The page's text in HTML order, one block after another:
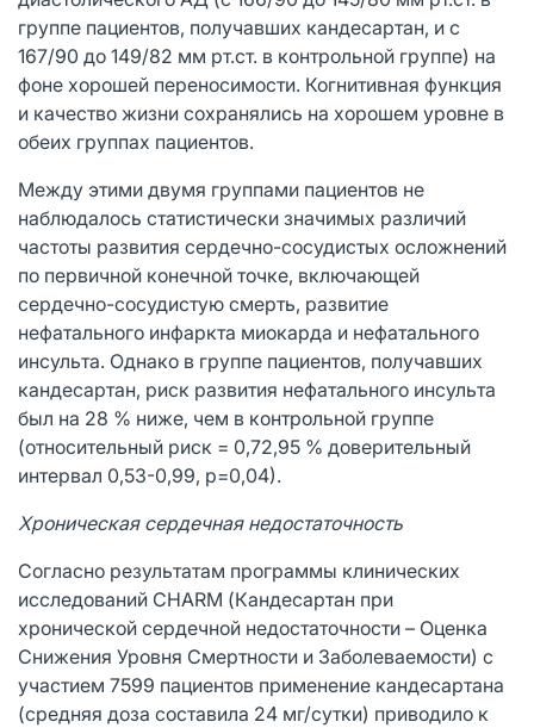
группе пациентов, получавших кандесартан, и с
167/90 до 149/82 мм рт.ст. в контрольной группе) на
фоне хорошей переносимости. Когнитивная функция
и качество жизни сохранялись на хорошем уровне в
обеих группах пациентов.
Между этими двумя группами пациентов не
наблюдалось статистически значимых различий
частоты развития сердечно-сосудистых осложнений
по первичной конечной точке, включающей
сердечно-сосудистую смерть, развитие
нефатального инфаркта миокарда и нефатального
инсульта. Однако в группе пациентов, получавших
кандесартан, риск развития нефатального инсульта
был на 28 % ниже, чем в контрольной группе
(относительный риск = 0,72,95 % доверительный
интервал 0,53-0,99, р=0,04).
Хроническая сердечная недостаточность
Согласно результатам программы клинических
исследований CHARM (Кандесартан при
хронической сердечной недостаточности – Оценка
Снижения Уровня Смертности и Заболеваемости) с
участием 7599 пациентов применение кандесартана
(средняя доза составила 24 мг/сутки) приводило к